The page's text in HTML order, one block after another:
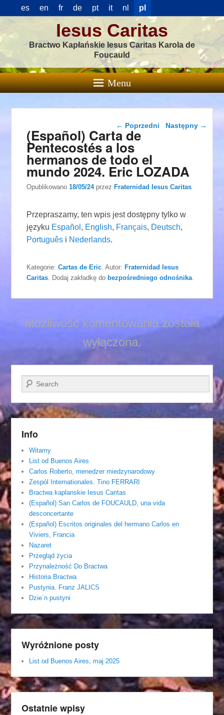
es en fr de pt it nl pl
Iesus Caritas
Bractwo Kapłańskie Iesus Caritas Karola de
Foucauld
Menu
Nawigacja wpisu
← Poprzedni Następny →
(Español) Carta de
Pentecostés a los
hermanos de todo el
mundo 2024. Eric LOZADA
Opublikowano18/05/24 przezFraternidad Iesus Caritas
Przepraszamy, ten wpis jest dostępny tylko w
języku Español , English, Français, Deutsch,
Português i Nederlands.
Kategorie:Cartas de Eric . Autor:Fraternidad Iesus
Caritas . Dodaj zakładkę do bezpośredniego odnośnika
Możliwość komentowania została
wyłączona.
Szukaj
Info
Witamy
List od Buenos Aires
Carlos Roberto, menedzer miedzynarodowy
Zespól Internationales. Tino FERRARI
Bractwa kaplanskie Iesus Caritas
(Español) San Carlos de FOUCAULD, una vida
desconcertante
(Español) Escritos originales del hermano Carlos en
Viviers, Francia
Nazaret
Przegląd życia
Przynależność Do Bractwa
Historia Bractwa
Pustynia. Franz JALICS
Dzie´n pustyni
Wyróżnione posty
List od Buenos Aires, maj 2025
Ostatnie wpisy